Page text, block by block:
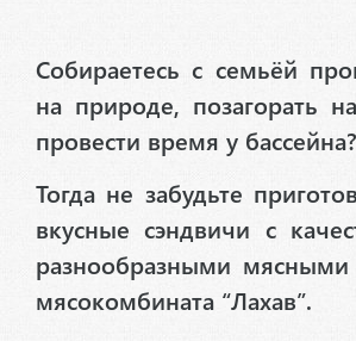
Собираетесь с семьёй
на природе, позагорать
провести время у бассейна?
Тогда не забудьте
вкусные сэндвичи с
разнообразными мясными
мясокомбината “Лахав”.